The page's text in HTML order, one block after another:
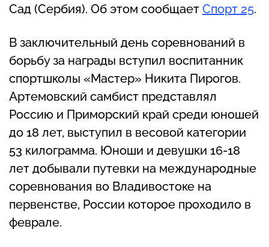
Сад (Сербия). Об этом сообщает Спорт 25.
В заключительный день соревнований в
борьбу за награды вступил воспитанник
спортшколы «Мастер» Никита Пирогов.
Артемовский самбист представлял
Россию и Приморский край среди юношей
до 18 лет, выступил в весовой категории
53 килограмма. Юноши и девушки 16-18
лет добывали путевки на международные
соревнования во Владивостоке на
первенстве, России которое проходило в
феврале.